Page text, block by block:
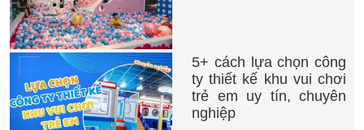
5+ cách lựa chọn công
ty thiết kế khu vui chơi
trẻ em uy tín, chuyên
nghiệp